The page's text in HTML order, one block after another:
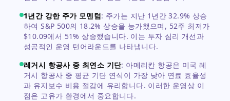
1년간 강한 주가 모멘텀: 주가는 지난 1년간 32.9% 상승
하여 S&P 500의 18.2% 상승을 능가했으며, 52주 최저가
$10.09에서 51% 상승했습니다. 이는 투자 심리 개선과
성공적인 운영 턴어라운드를 나타냅니다.
레거시 항공사 중 최연소 기단: 아메리칸 항공은 미국 레
거시 항공사 중 평균 기단 연식이 가장 낮아 연료 효율성
과 유지보수 비용 절감에 유리합니다. 이러한 운영상 이
점은 고유가 환경에서 중요합니다.